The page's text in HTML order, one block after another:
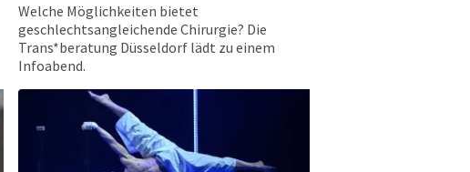
Welche Möglichkeiten bietet
geschlechtsangleichende Chirurgie? Die
Trans*beratung Düsseldorf lädt zu einem
Infoabend.